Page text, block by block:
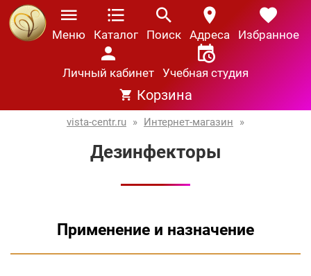
Меню Каталог Поиск Адреса Избранное
Личный кабинет Учебная студия
Корзина
vista-centr.ru » Интернет-магазин »
Дезинфекторы
Применение и назначение